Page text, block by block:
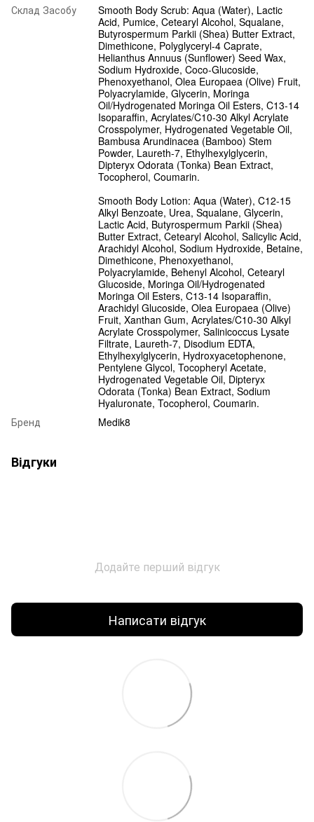
Склад Засобу
Smooth Body Scrub: Aqua (Water), Lactic
Acid, Pumice, Cetearyl Alcohol, Squalane,
Butyrospermum Parkii (Shea) Butter Extract,
Dimethicone, Polyglyceryl-4 Caprate,
Helianthus Annuus (Sunflower) Seed Wax,
Sodium Hydroxide, Coco-Glucoside,
Phenoxyethanol, Olea Europaea (Olive) Fruit,
Polyacrylamide, Glycerin, Moringa
Oil/Hydrogenated Moringa Oil Esters, C13-14
Isoparaffin, Acrylates/C10-30 Alkyl Acrylate
Crosspolymer, Hydrogenated Vegetable Oil,
Bambusa Arundinacea (Bamboo) Stem
Powder, Laureth-7, Ethylhexylglycerin,
Dipteryx Odorata (Tonka) Bean Extract,
Tocopherol, Coumarin.
Smooth Body Lotion: Aqua (Water), C12-15
Alkyl Benzoate, Urea, Squalane, Glycerin,
Lactic Acid, Butyrospermum Parkii (Shea)
Butter Extract, Cetearyl Alcohol, Salicylic Acid,
Arachidyl Alcohol, Sodium Hydroxide, Betaine,
Dimethicone, Phenoxyethanol,
Polyacrylamide, Behenyl Alcohol, Cetearyl
Glucoside, Moringa Oil/Hydrogenated
Moringa Oil Esters, C13-14 Isoparaffin,
Arachidyl Glucoside, Olea Europaea (Olive)
Fruit, Xanthan Gum, Acrylates/C10-30 Alkyl
Acrylate Crosspolymer, Salinicoccus Lysate
Filtrate, Laureth-7, Disodium EDTA,
Ethylhexylglycerin, Hydroxyacetophenone,
Pentylene Glycol, Tocopheryl Acetate,
Hydrogenated Vegetable Oil, Dipteryx
Odorata (Tonka) Bean Extract, Sodium
Hyaluronate, Tocopherol, Coumarin.
Бренд
Medik8
Відгуки
Додайте перший відгук
Написати відгук